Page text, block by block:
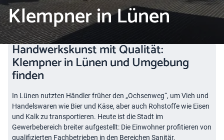
Klempner in Lünen
Handwerkskunst mit Qualität:
Klempner in Lünen und Umgebung
finden
In Lünen nutzten Händler früher den „Ochsenweg“, um Vieh und
Handelswaren wie Bier und Käse, aber auch Rohstoffe wie Eisen
und Kalk zu transportieren. Heute ist die Stadt im
Gewerbebereich breiter aufgestellt: Die Einwohner profitieren von
qualifizierten Fachbetrieben in den Bereichen Sanitär,